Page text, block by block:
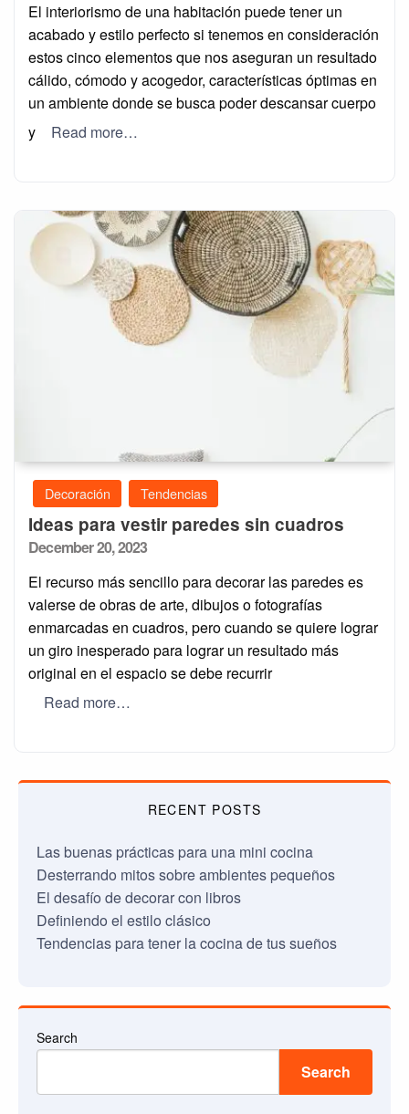
El interiorismo de una habitación puede tener un
acabado y estilo perfecto si tenemos en consideración
estos cinco elementos que nos aseguran un resultado
cálido, cómodo y acogedor, características óptimas en
un ambiente donde se busca poder descansar cuerpo
y
Read more…
Decoración Tendencias
Ideas para vestir paredes sin cuadros
Posted
December 20, 2023
El recurso más sencillo para decorar las paredes es
valerse de obras de arte, dibujos o fotografías
enmarcadas en cuadros, pero cuando se quiere lograr
un giro inesperado para lograr un resultado más
original en el espacio se debe recurrir
Read more…
RECENT POSTS
Las buenas prácticas para una mini cocina
Desterrando mitos sobre ambientes pequeños
El desafío de decorar con libros
Definiendo el estilo clásico
Tendencias para tener la cocina de tus sueños
Search
Search